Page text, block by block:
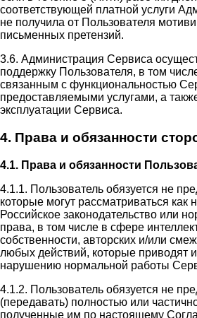
соответствующей платной услуги
не получила от Пользователя
письменных претензий.
3.6. Администрация Сервиса
поддержку Пользователя, в том
связанным с функциональностью
предоставляемыми услугами, а
эксплуатации Сервиса.
4. Права и обязанности
4.1. Права и обязанности
4.1.1. Пользователь обязуется не
которые могут рассматриваться
Российское законодательство или
права, в том числе в сфере
собственности, авторских и/или
любых действий, которые приводят
нарушению нормальной работы
4.1.2. Пользователь обязуется не
(передавать) полностью или
полученные им по настоящему